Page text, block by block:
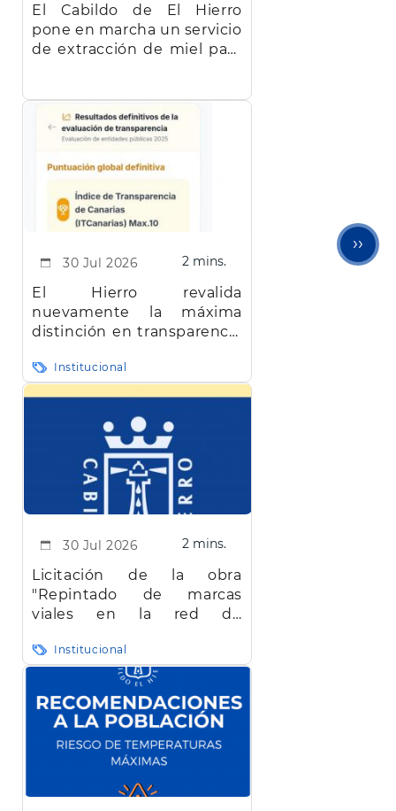
El Cabildo de El Hierro
pone en marcha un servicio
de extracción de miel para
30 Jul 2026 2 mins.
El Hierro revalida
nuevamente la máxima
distinción en transparencia
Institucional
30 Jul 2026 2 mins.
Licitación de la obra
"Repintado de marcas
viales en la red de
Hierro"
Institucional
››